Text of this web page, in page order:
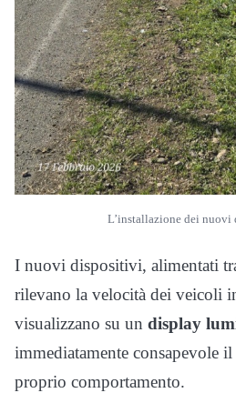
L’installazione dei nuovi
I nuovi dispositivi, alimentati
rilevano la velocità dei veicoli
visualizzano su un display
immediatamente consapevole
proprio comportamento.